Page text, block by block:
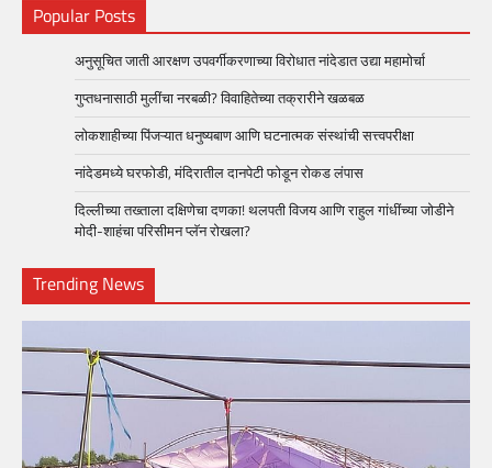
Popular Posts
अनुसूचित जाती आरक्षण उपवर्गीकरणाच्या विरोधात नांदेडात उद्या महामोर्चा
गुप्तधनासाठी मुलींचा नरबळी? विवाहितेच्या तक्रारीने खळबळ
लोकशाहीच्या पिंजऱ्यात धनुष्यबाण आणि घटनात्मक संस्थांची सत्त्वपरीक्षा
नांदेडमध्ये घरफोडी, मंदिरातील दानपेटी फोडून रोकड लंपास
दिल्लीच्या तख्ताला दक्षिणेचा दणका! थलपती विजय आणि राहुल गांधींच्या जोडीने
मोदी-शाहंचा परिसीमन प्लॅन रोखला?
Trending News